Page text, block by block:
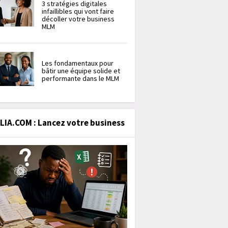
3 stratégies digitales
infaillibles qui vont faire
décoller votre business
MLM
Les fondamentaux pour
bâtir une équipe solide et
performante dans le MLM
: Lancez votre business